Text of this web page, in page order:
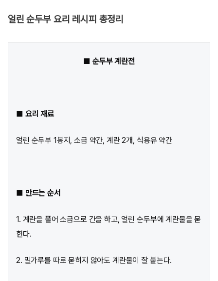
얼린 순두부 요리 레시피 총정리
■ 순두부 계란전
■ 요리 재료
얼린 순두부 1봉지, 소금 약간, 계란 2개, 식용유 약간
■ 만드는 순서
1. 계란을 풀어 소금으로 간을 하고, 얼린 순두부에 계란물을 묻
힌다.
2. 밀가루를 따로 묻히지 않아도 계란물이 잘 붙는다.